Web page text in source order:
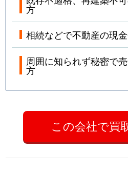
方
相続などで不動産の現
周囲に知られず秘密で
方